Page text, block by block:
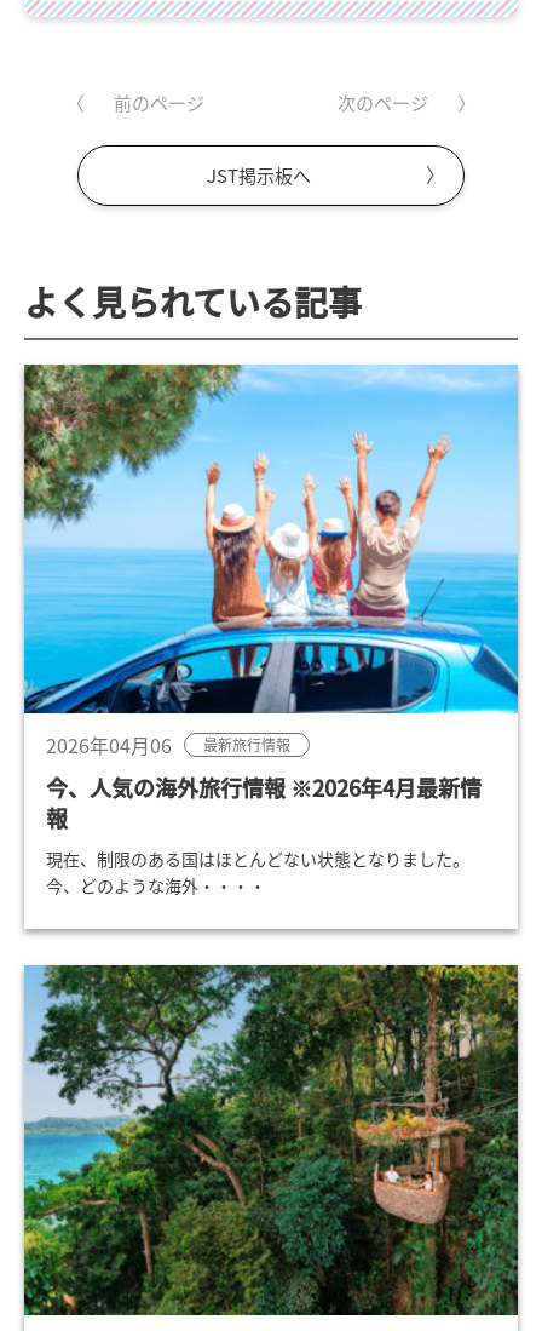
前のページ
JST掲示板へ
次のページ
よく見られている記事
2026年04月06 最新旅行情報
今、人気の海外旅行情報 ※2026年4月最新情
報
現在、制限のある国はほとんどない状態となりました。
今、どのような海外・・・・